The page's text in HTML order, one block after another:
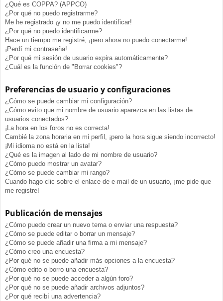
¿Qué es COPPA? (APPCO)
¿Por qué no puedo registrarme?
Me he registrado ¡y no me puedo identificar!
¿Por qué no puedo identificarme?
Hace un tiempo me registré, ¡pero ahora no puedo conectarme!
¡Perdí mi contraseña!
¿Por qué mi sesión de usuario expira automáticamente?
¿Cuál es la función de "Borrar cookies"?
Preferencias de usuario y configuraciones
¿Cómo se puede cambiar mi configuración?
¿Cómo evito que mi nombre de usuario aparezca en las listas de
usuarios conectados?
¡La hora en los foros no es correcta!
Cambié la zona horaria en mi perfil, ¡pero la hora sigue siendo incorrecto!
¡Mi idioma no está en la lista!
¿Qué es la imagen al lado de mi nombre de usuario?
¿Cómo puedo mostrar un avatar?
¿Cómo se puede cambiar mi rango?
Cuando hago clic sobre el enlace de e-mail de un usuario, ¡me pide que
me registre!
Publicación de mensajes
¿Cómo puedo crear un nuevo tema o enviar una respuesta?
¿Cómo se puede editar o borrar un mensaje?
¿Cómo se puede añadir una firma a mi mensaje?
¿Cómo creo una encuesta?
¿Por qué no se puede añadir más opciones a la encuesta?
¿Cómo edito o borro una encuesta?
¿Por qué no se puede acceder a algún foro?
¿Por qué no se puede añadir archivos adjuntos?
¿Por qué recibí una advertencia?